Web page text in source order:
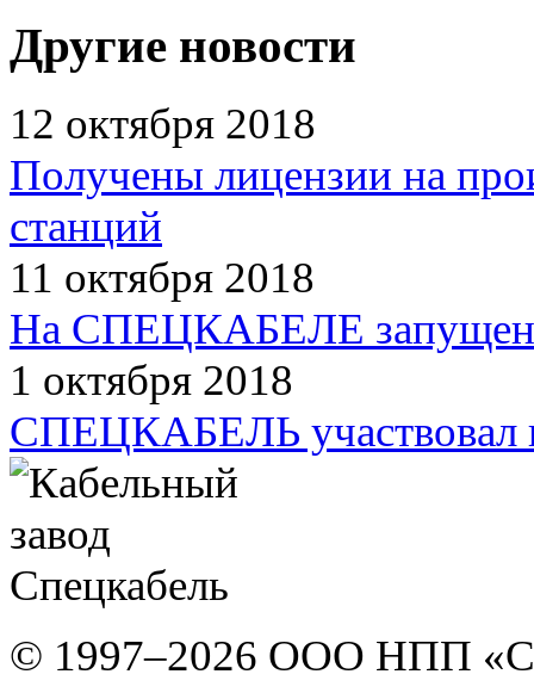
Другие новости
12 октября 2018
Получены лицензии на
станций
11 октября 2018
На СПЕЦКАБЕЛЕ запущена
1 октября 2018
СПЕЦКАБЕЛЬ
© 1997–2026 ООО НПП